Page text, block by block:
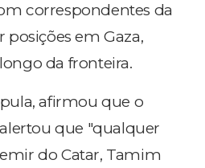
correspondentes da
em Gaza,
da fronteira.
afirmou que o
que "qualquer
do Catar, Tamim